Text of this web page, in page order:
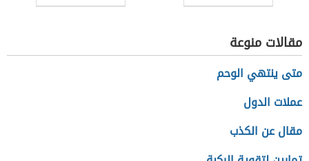
للحامل
مقالات منوعة
متى ينتهي الوحم
عملات الدول
مقال عن الكذب